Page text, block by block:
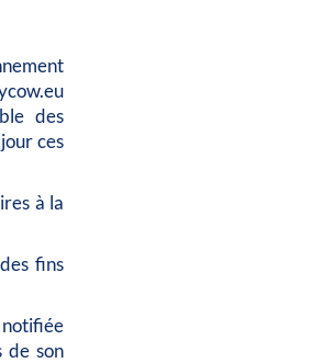
des
ces
à la
fins
de son